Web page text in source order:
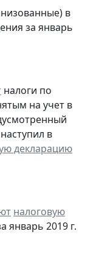
в
за январь
налоги по
на учет в
в
декларацию
налоговую
январь 2019 г.